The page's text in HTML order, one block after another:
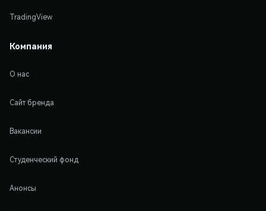
TradingView
Компания
О нас
Сайт бренда
Вакансии
Студенческий фонд
Анонсы